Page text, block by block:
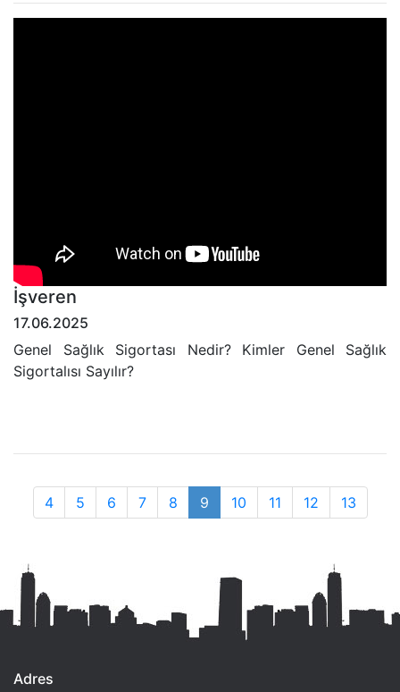
İşveren
17.06.2025
Genel Sağlık Sigortası Nedir? Kimler Genel Sağlık
Sigortalısı Sayılır?
4 5 6 7 8 9 10 11 12 13
Adres